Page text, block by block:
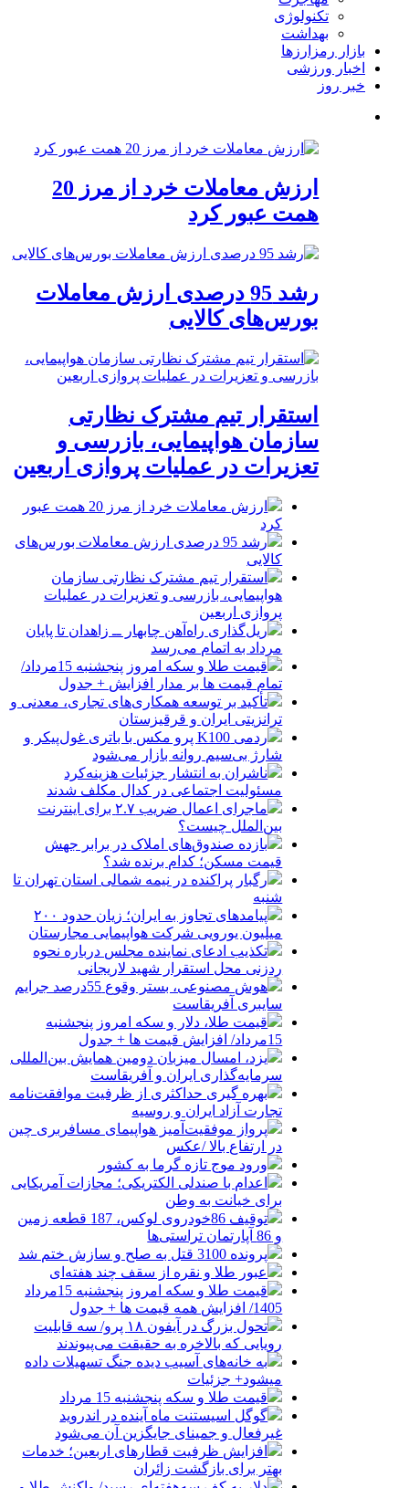
تکنولوژی
بهداشت
بازار رمزارزها
اخبار ورزشی
خبر روز
ارزش معاملات خرد از مرز 20
همت عبور کرد
رشد 95 درصدی ارزش معاملات
بورس‌های کالایی
استقرار تیم مشترک نظارتی
سازمان هواپیمایی، بازرسی و
تعزیرات در عملیات پروازی اربعین
ارزش معاملات خرد از مرز 20 همت عبور
کرد
رشد 95 درصدی ارزش معاملات بورس‌های
کالایی
استقرار تیم مشترک نظارتی سازمان
هواپیمایی، بازرسی و تعزیرات در عملیات
پروازی اربعین
ریل‌گذاری راه‌آهن چابهار ــ زاهدان تا پایان
مرداد به اتمام می‌رسد
قیمت طلا و سکه امروز پنجشنبه 15مرداد/
تمام قیمت ها بر مدار افزایش + جدول
تأکید بر توسعه همکاری‌های تجاری، معدنی و
ترانزیتی ایران و قرقیزستان
ردمی K100 پرو مکس با باتری غول‌پیکر و
شارژ بی‌سیم روانه بازار می‌شود
ناشران به انتشار جزئیات هزینه‌کرد
مسئولیت اجتماعی در کدال مکلف شدند
ماجرای اعمال ضریب ۲.۷ برای اینترنت
بین‌الملل چیست؟
بازده صندوق‌های املاک در برابر جهش
قیمت مسکن؛ کدام برنده شد؟
رگبار پراکنده در نیمه شمالی استان تهران تا
شنبه
پیامدهای تجاوز به ایران؛ زیان حدود ۲۰۰
میلیون یورویی شرکت هواپیمایی مجارستان
تکذیب ادعای نماینده مجلس درباره نحوه
ردزنی محل استقرار شهید لاریجانی
هوش مصنوعی، بستر وقوع 55درصد جرایم
سایبری آفریقاست
قیمت طلا، دلار و سکه امروز پنجشنبه
15مرداد/ افزایش قیمت ها + جدول
یزد، امسال میزبان دومین همایش بین‌المللی
سرمایه‌گذاری ایران و آفریقاست
بهره گیری حداکثری از ظرفیت موافقت‌نامه
تجارت آزاد ایران و روسیه
پرواز موفقیت‌آمیز هواپیمای مسافربری چین
در ارتفاع بالا /عکس
ورود موج تازه گرما به کشور
اعدام با صندلی الکتریکی؛ مجازات آمریکایی
برای خیانت به وطن
توقیف 86خودروی لوکس، 187 قطعه زمین
و 86 آپارتمان تراستی‌ها
پرونده 3100 قتل به صلح و سازش ختم شد
عبور طلا و نقره از سقف چند هفته‌ای
قیمت طلا و سکه امروز پنجشنبه 15مرداد
1405/ افزایش همه قیمت ها + جدول
تحول بزرگ در آیفون ۱۸ پرو/ سه قابلیت
رویایی که بالاخره به حقیقت می‌پیوندند
به خانه‌های آسیب دیده جنگ تسهیلات داده
میشود+ جزئیات
قیمت طلا و سکه پنجشنبه 15 مرداد
گوگل اسیستنت ماه آینده در اندروید
غیرفعال و جمینای جایگزین آن می‌شود
افزایش ظرفیت قطارهای اربعین؛ خدمات
بهتر برای بازگشت زائران